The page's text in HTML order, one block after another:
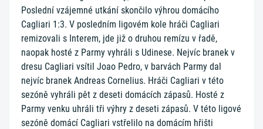
Poslední vzájemné utkání skončilo výhrou domácího
Cagliari 1:3. V posledním ligovém kole hráči Cagliari
remizovali s Interem, jde již o druhou remízu v řadě,
naopak hosté z Parmy vyhráli s Udinese. Nejvíc branek v
dresu Cagliari vsítil Joao Pedro, v barvách Parmy dal
nejvíc branek Andreas Cornelius. Hráči Cagliari v této
sezóně vyhráli pět z deseti domácích zápasů. Hosté z
Parmy venku uhráli tři výhry z deseti zápasů. V této ligové
sezóně domácí Cagliari vstřelilo na domácím hřišti